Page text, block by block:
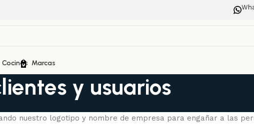
Cocinas Marcas
y usuarios
nuestro logotipo y nombre de empresa para engañar a las